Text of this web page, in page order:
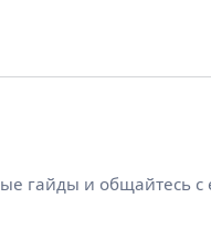
гайды и общайтесь